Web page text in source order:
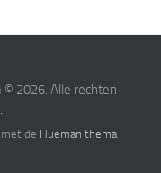
2026. Alle rechten
de Hueman thema